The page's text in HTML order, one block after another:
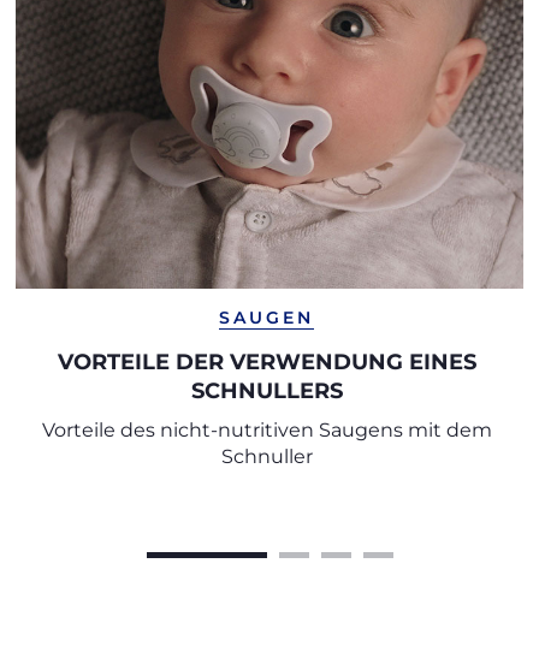
SAUGEN
VORTEILE DER VERWENDUNG EINES
SCHNULLERS
Vorteile des nicht-nutritiven Saugens mit dem
Schnuller